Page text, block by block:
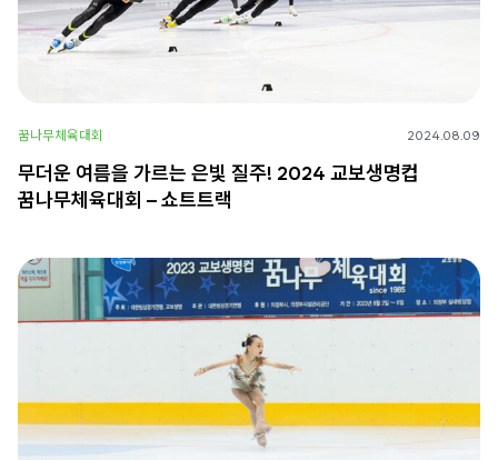
꿈나무체육대회 2024.08.09
무더운 여름을 가르는 은빛 질주! 2024 교보생명컵
꿈나무체육대회 – 쇼트트랙